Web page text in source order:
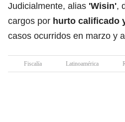
Judicialmente, alias 'Wisin',
cargos por hurto calificado
casos ocurridos en marzo y
Fiscalía Latinoamérica